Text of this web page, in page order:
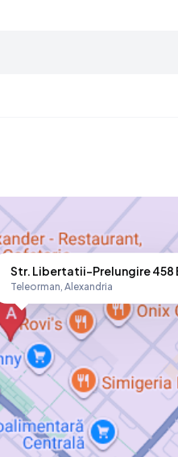
Str. Libertatii-Prelungire 458
Teleorman, Alexandria